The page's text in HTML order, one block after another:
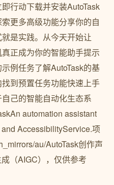
行动下载并安装AutoTask
更多高级功能分享你的自
是实践。从今天开始让
正成为你的智能助手提示
例任务了解AutoTask的基
到预置任务功能快速上手
己的智能自动化生态系
automation assistant
AccessibilityService.项
au/AutoTask创作声
（AIGC），仅供参考